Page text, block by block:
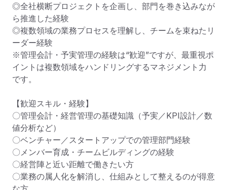
◎全社横断プロジェクトを企画し、部門を巻き込みなが
ら推進した経験
◎複数領域の業務プロセスを理解し、チームを束ねたリ
ーダー経験
※管理会計・予実管理の経験は“歓迎”ですが、最重視ポ
イントは複数領域をハンドリングするマネジメント力
です。
【歓迎スキル・経験】
〇管理会計・経営管理の基礎知識（予実／KPI設計／数
値分析など）
〇ベンチャー／スタートアップでの管理部門経験
〇メンバー育成・チームビルディングの経験
〇経営陣と近い距離で働きたい方
〇業務の属人化を解消し、仕組みとして整えるのが得意